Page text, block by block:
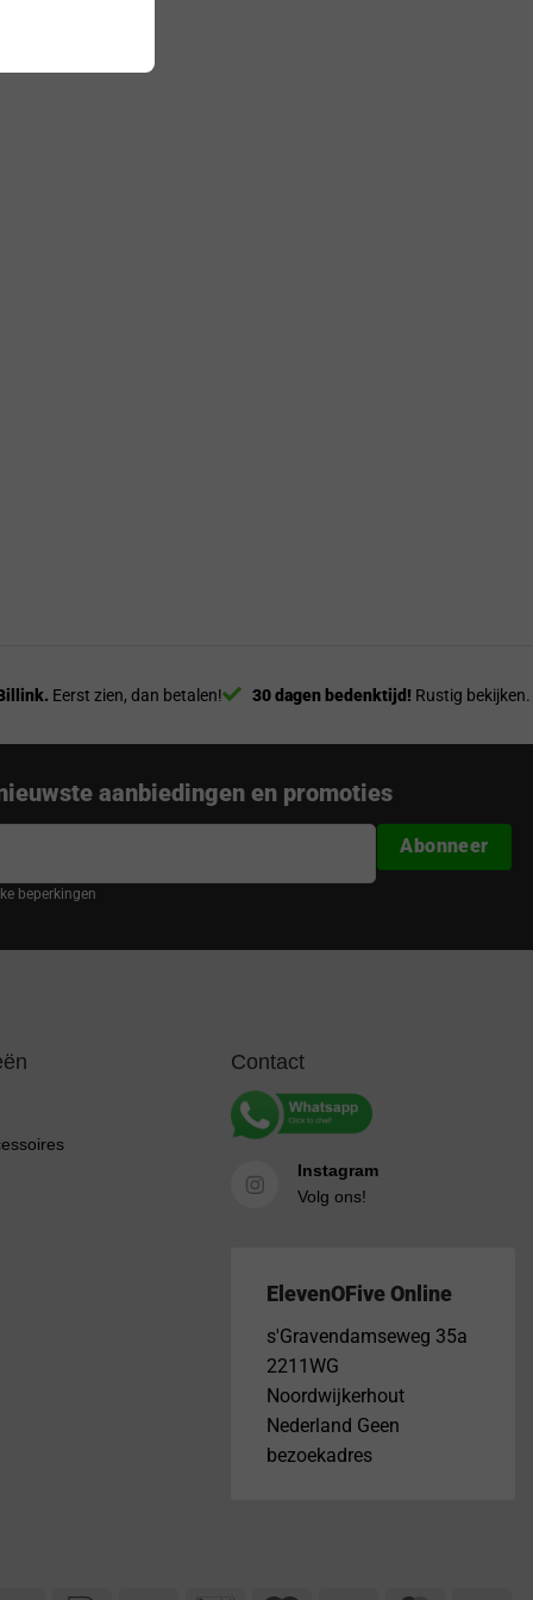
Eerst zien, dan betalen! 30 dagen bedenktijd! Rustig bekijken.
aanbiedingen en promoties
beperkingen
Abonneer
Contact
Instagram
Volg ons!
ElevenOFive Online
s'Gravendamseweg 35a
2211WG
Noordwijkerhout
Nederland Geen
bezoekadres